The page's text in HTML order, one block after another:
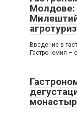
Молдове:
Введение в
Гастрономия –